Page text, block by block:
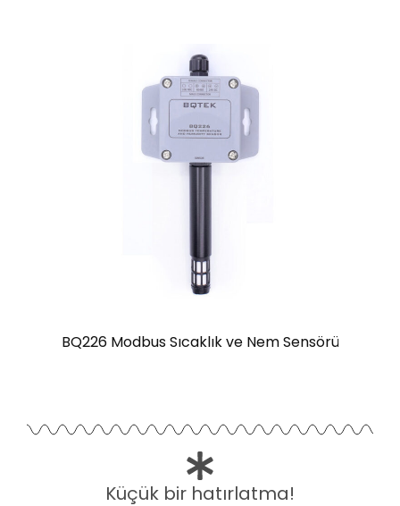
BQ226 Modbus Sıcaklık ve Nem Sensörü
Küçük bir hatırlatma!